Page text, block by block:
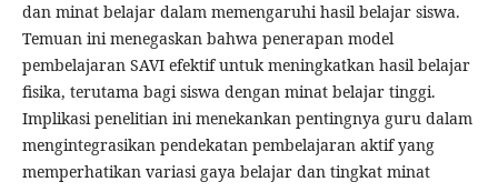
dan minat belajar dalam memengaruhi hasil belajar siswa.
Temuan ini menegaskan bahwa penerapan model
pembelajaran SAVI efektif untuk meningkatkan hasil belajar
fisika, terutama bagi siswa dengan minat belajar tinggi.
Implikasi penelitian ini menekankan pentingnya guru dalam
mengintegrasikan pendekatan pembelajaran aktif yang
memperhatikan variasi gaya belajar dan tingkat minat